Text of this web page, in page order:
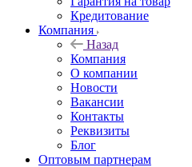
Кредитование
Компания
Назад
Компания
О компании
Новости
Вакансии
Контакты
Реквизиты
Блог
Оптовым партнерам